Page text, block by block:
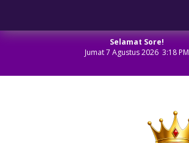
Selamat Sore!
Jumat 7 Agustus 2026 3:18 PM